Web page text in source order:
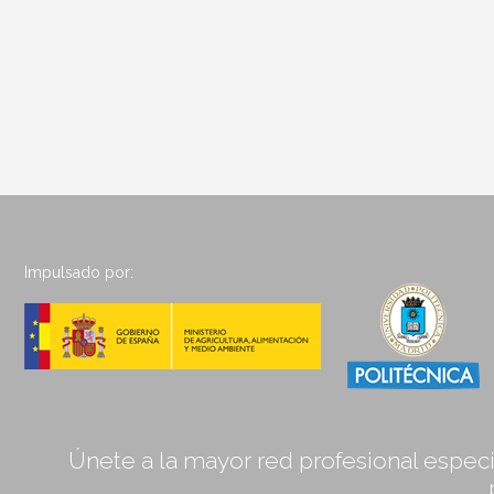
Impulsado por:
Únete a la mayor red profesional